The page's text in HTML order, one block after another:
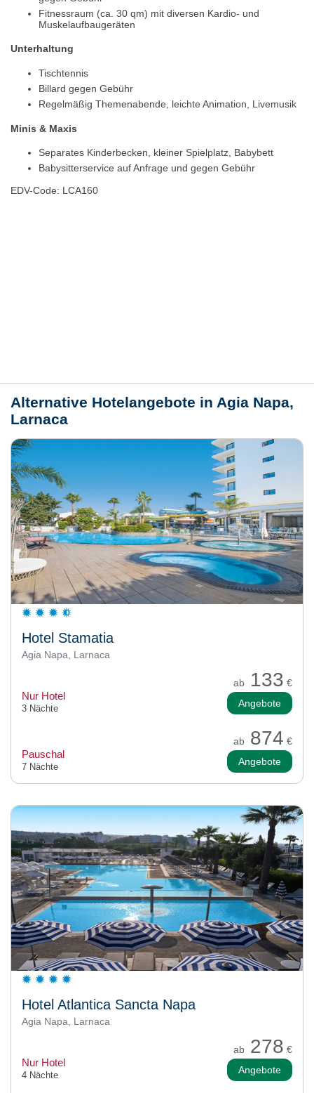
Fitnessraum (ca. 30 qm) mit diversen Kardio- und
Muskelaufbaugeräten
Unterhaltung
Tischtennis
Billard gegen Gebühr
Regelmäßig Themenabende, leichte Animation, Livemusik
Minis & Maxis
Separates Kinderbecken, kleiner Spielplatz, Babybett
Babysitterservice auf Anfrage und gegen Gebühr
EDV-Code: LCA160
Alternative Hotelangebote in Agia Napa,
Larnaca
Hotel Stamatia
Agia Napa, Larnaca
ab 133 €
Nur Hotel
3 Nächte Angebote
ab 874 €
Pauschal
7 Nächte Angebote
Hotel Atlantica Sancta Napa
Agia Napa, Larnaca
ab 278 €
Nur Hotel
4 Nächte Angebote